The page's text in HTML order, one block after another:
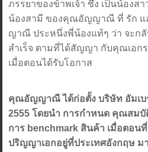
ภรรยาของข้าพเจ้า ซึ่ง เป็นน้องส
น้องสามี ของคุณอัญญาณี ที่ รัก
ญาณี ประหนึ่งพี่น้องแท้ๆ ว่า จะก
สำเร็จ ตามที่ได้สัญญา กับคุณเอ
เมื่อตอนได้รับโอกาส
คุณอัญญาณี ได้ก่อตั้ง บริษัท อัมเบ
2555 โดยนำ การกำหนด คุณสม
การ benchmark สินค้า เมื่อตอ
ปริญญาเอกอยู่ที่ประเทศอังกฤษ ม